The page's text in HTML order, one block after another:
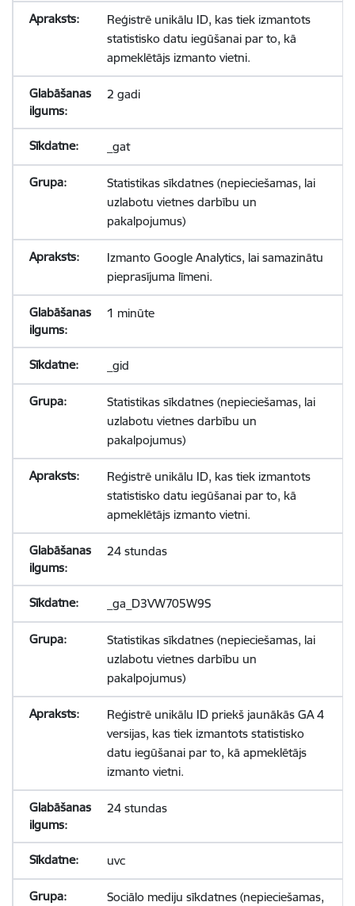
Reģistrē unikālu ID, kas tiek izmantots
statistisko datu iegūšanai par to, kā
apmeklētājs izmanto vietni.
2 gadi
_gat
Statistikas sīkdatnes (nepieciešamas, lai
uzlabotu vietnes darbību un
pakalpojumus)
Izmanto Google Analytics, lai samazinātu
pieprasījuma līmeni.
1 minūte
_gid
Statistikas sīkdatnes (nepieciešamas, lai
uzlabotu vietnes darbību un
pakalpojumus)
Reģistrē unikālu ID, kas tiek izmantots
statistisko datu iegūšanai par to, kā
apmeklētājs izmanto vietni.
24 stundas
_ga_D3VW705W9S
Statistikas sīkdatnes (nepieciešamas, lai
uzlabotu vietnes darbību un
pakalpojumus)
Reģistrē unikālu ID priekš jaunākās GA 4
versijas, kas tiek izmantots statistisko
datu iegūšanai par to, kā apmeklētājs
izmanto vietni.
24 stundas
uvc
Sociālo mediju sīkdatnes (nepieciešamas,